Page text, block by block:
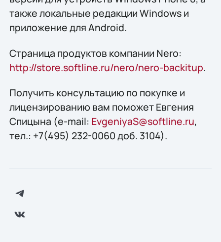
также локальные редакции Windows и
приложение для Android.
Страница продуктов компании Nero:
http://store.softline.ru/nero/nero-backitup.
Получить консультацию по покупке и
лицензированию вам поможет Евгения
Спицына (e-mail: EvgeniyaS@softline.ru,
тел.: +7(495) 232-0060 доб. 3104).